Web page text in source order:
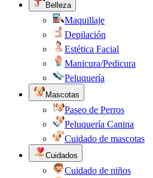
Belleza
Maquillaje
Depilación
Estética Facial
Manicura/Pedicura
Peluquería
Mascotas
Paseo de Perros
Peluquería Canina
Cuidado de mascotas
Cuidados
Cuidado de niños